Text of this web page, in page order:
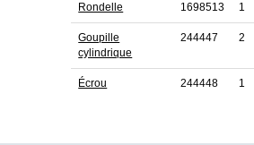
Rondelle 1698513 1
Goupille
cylindrique
244447 2
Écrou 244448 1